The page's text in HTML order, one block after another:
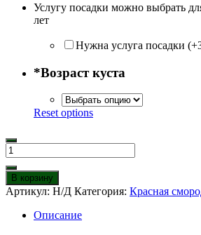
Услугу посадки можно выбрать
лет
Нужна услуга посадки
*Возраст куста
Reset options
Количество
товара
Смородина
красная
Орловчанка
В корзину
Артикул: Н/Д Категория: Красная
Описание